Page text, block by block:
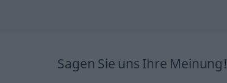
Sagen Sie uns Ihre Meinung!